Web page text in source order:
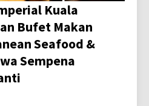
Kuala
Bufet Makan
Seafood &
Sempena